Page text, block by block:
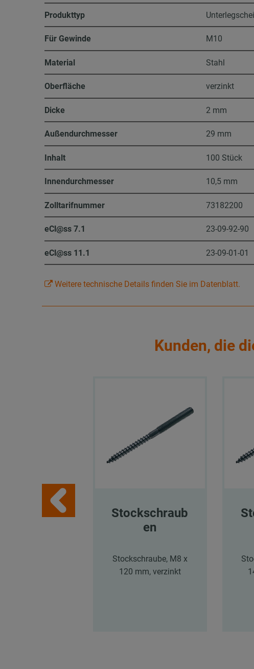
Produkttyp
Für Gewinde M10
Material Stahl
Oberfläche verzinkt
Dicke 2 mm
Außendurchmesser 29 mm
Inhalt 100 Stück
Innendurchmesser 10,5 mm
Zolltarifnummer 73182200
eCl@ss 7.1 23-09-92-90
eCl@ss 11.1 23-09-01-01
Weitere technische Details finden Sie im Datenblatt.
Kunden, die
Stockschraub
en
Stockschraube, M8 x
120 mm, verzinkt